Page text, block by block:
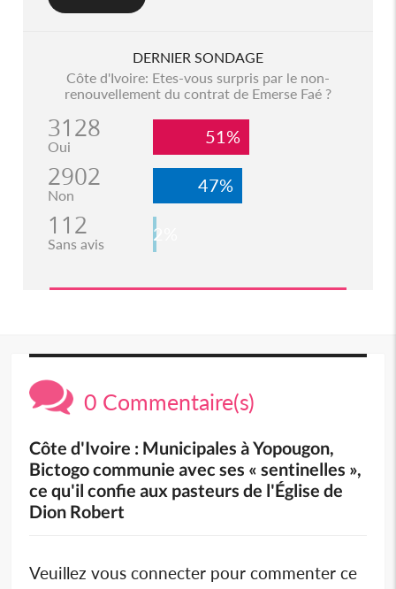
DERNIER SONDAGE
Côte d'Ivoire: Etes-vous surpris par le non-
renouvellement du contrat de Emerse Faé ?
3128
Oui 51%
2902
Non 47%
112
Sans avis 2%
0 Commentaire(s)
Côte d'Ivoire : Municipales à Yopougon,
Bictogo communie avec ses « sentinelles »,
ce qu'il confie aux pasteurs de l'Église de
Dion Robert
Veuillez vous connecter pour commenter ce